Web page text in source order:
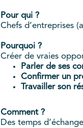
Pour qui ?
Chefs d’entreprises
Pourquoi ?
Créer de vraies
Parler de ses
Confirmer un
Travailler son
Comment ?
Des temps